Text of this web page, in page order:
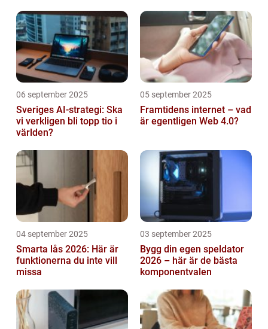
06 september 2025
Sveriges AI-strategi: Ska
vi verkligen bli topp tio i
världen?
05 september 2025
Framtidens internet – vad
är egentligen Web 4.0?
04 september 2025
Smarta lås 2026: Här är
funktionerna du inte vill
missa
03 september 2025
Bygg din egen speldator
2026 – här är de bästa
komponentvalen